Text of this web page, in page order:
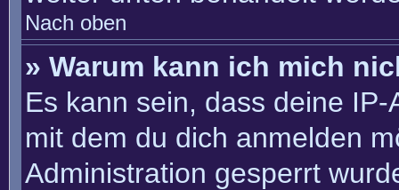
Nach oben
» Warum kann ich mich
Es kann sein, dass deine
mit dem du dich anmelden
Administration gesperrt